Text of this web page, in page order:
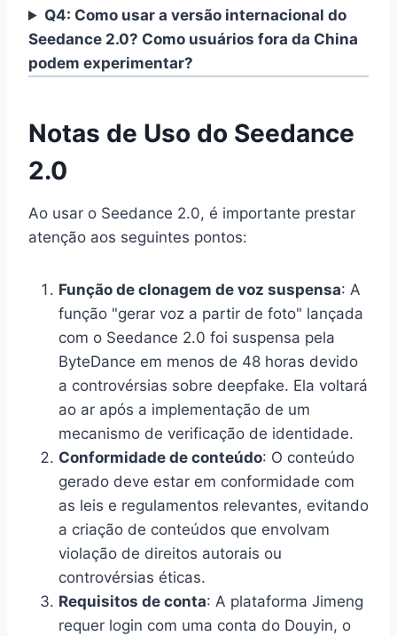
Q4: Como usar a versão internacional do
Seedance 2.0? Como usuários fora da China
podem experimentar?
Notas de Uso do Seedance
2.0
Ao usar o Seedance 2.0, é importante prestar
atenção aos seguintes pontos:
Função de clonagem de voz suspensa: A
função "gerar voz a partir de foto" lançada
com o Seedance 2.0 foi suspensa pela
ByteDance em menos de 48 horas devido
a controvérsias sobre deepfake. Ela voltará
ao ar após a implementação de um
mecanismo de verificação de identidade.
Conformidade de conteúdo: O conteúdo
gerado deve estar em conformidade com
as leis e regulamentos relevantes, evitando
a criação de conteúdos que envolvam
violação de direitos autorais ou
controvérsias éticas.
Requisitos de conta: A plataforma Jimeng
requer login com uma conta do Douyin, o